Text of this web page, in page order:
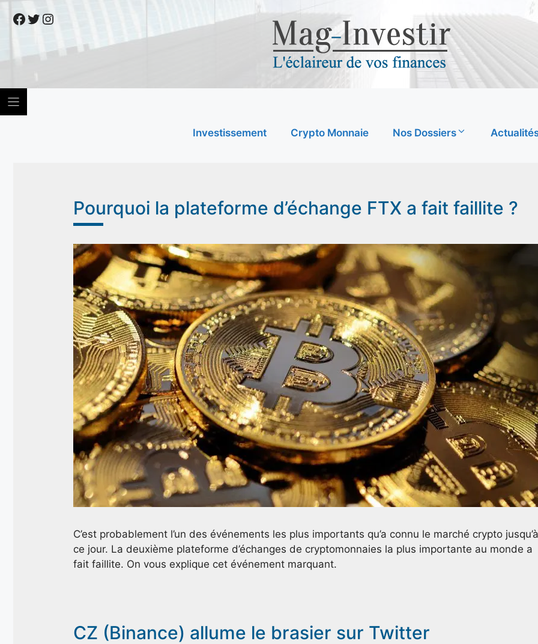
Facebook
Twitter
Instagram
Investissement Crypto Monnaie Nos Dossiers
Pourquoi la plateforme d’échange FTX a fait faillite ?
C’est probablement l’un des événements les plus importants qu’a connu le marché crypto jusqu’à
ce jour. La deuxième plateforme d’échanges de cryptomonnaies la plus importante au monde a
fait faillite. On vous explique cet événement marquant.
CZ (Binance) allume le brasier sur Twitter